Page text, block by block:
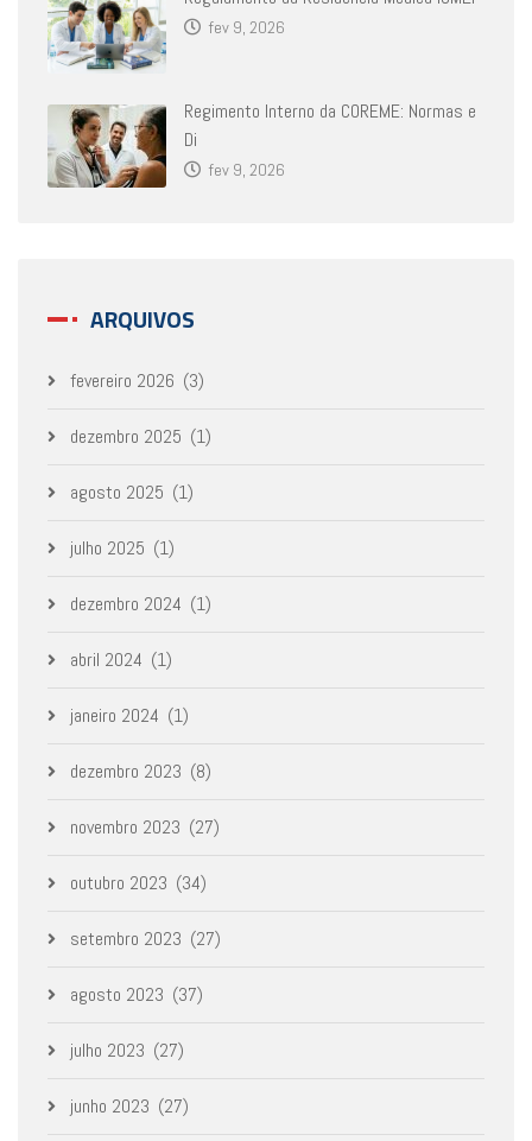
fev 9, 2026
Regimento Interno da COREME: Normas e
Di
fev 9, 2026
ARQUIVOS
fevereiro 2026 (3)
dezembro 2025 (1)
agosto 2025 (1)
julho 2025 (1)
dezembro 2024 (1)
abril 2024 (1)
janeiro 2024 (1)
dezembro 2023 (8)
novembro 2023 (27)
outubro 2023 (34)
setembro 2023 (27)
agosto 2023 (37)
julho 2023 (27)
junho 2023 (27)